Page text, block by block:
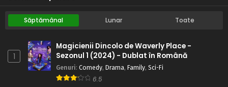
Săptămânal Lunar Toate
1
Magicienii Dincolo de Waverly Place -
Sezonul 1 (2024) - Dublat în Română
Genuri: Comedy, Drama, Family, Sci-Fi
6.5